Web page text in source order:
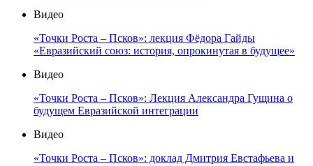
Видео
«Точки Роста – Псков»: лекция Фёдора Гайды
«Евразийский союз: история, опрокинутая в будущее»
Видео
«Точки Роста – Псков»: Лекция Александра Гущина о
будущем Евразийской интеграции
Видео
«Точки Роста – Псков»: доклад Дмитрия Евстафьева и